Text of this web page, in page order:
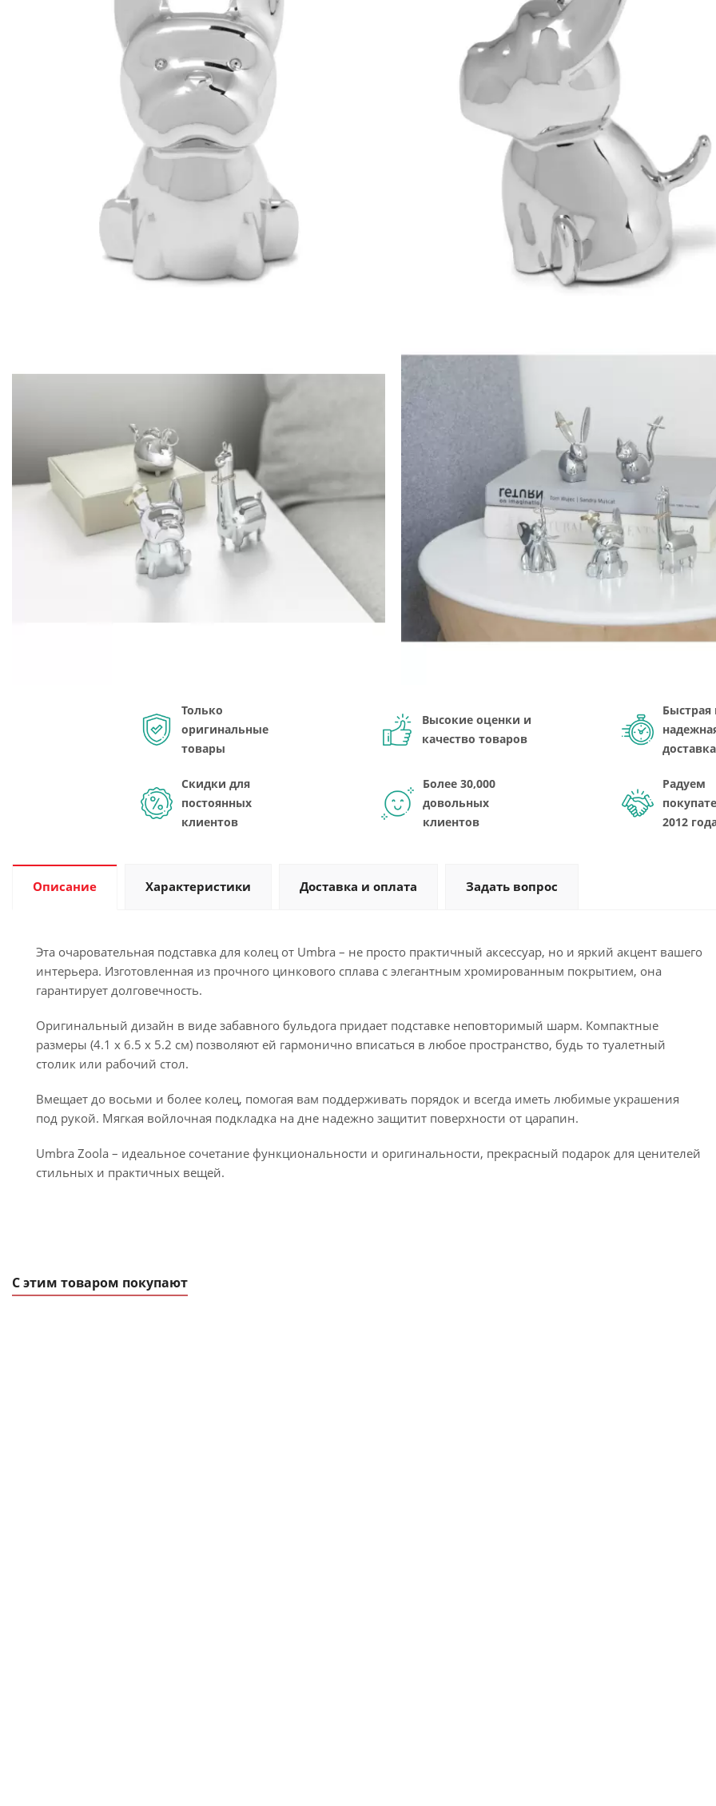
Только
оригинальные
товары
Высокие оценки и
качество товаров
Быстрая
доставка
Скидки для
постоянных
клиентов
Более 30,000
довольных
клиентов
Радуем
2012
Описание Характеристики Доставка и оплата Задать вопрос
Эта очаровательная подставка для колец от Umbra – не просто практичный аксессуар, но и яркий акцент вашего
интерьера. Изготовленная из прочного цинкового сплава с элегантным хромированным покрытием, она
гарантирует долговечность.
Оригинальный дизайн в виде забавного бульдога придает подставке неповторимый шарм. Компактные
размеры (4.1 x 6.5 x 5.2 см) позволяют ей гармонично вписаться в любое пространство, будь то туалетный
столик или рабочий стол.
Вмещает до восьми и более колец, помогая вам поддерживать порядок и всегда иметь любимые украшения
под рукой. Мягкая войлочная подкладка на дне надежно защитит поверхности от царапин.
Umbra Zoola – идеальное сочетание функциональности и оригинальности, прекрасный подарок для ценителей
стильных и практичных вещей.
С этим товаром покупают